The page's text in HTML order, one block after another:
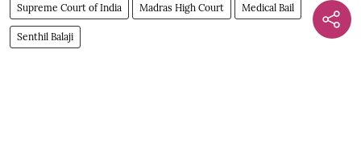
Supreme Court of India Madras High Court Medical Bail
Senthil Balaji